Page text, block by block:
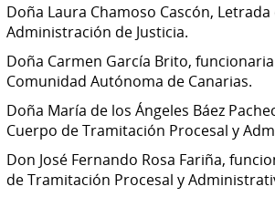
Doña Laura Chamoso Cascón, Letrada
Administración de Justicia.
Doña Carmen García Brito,
Comunidad Autónoma de Canarias.
Doña María de los Ángeles Báez
Cuerpo de Tramitación Procesal y
Don José Fernando Rosa Fariña,
de Tramitación Procesal y